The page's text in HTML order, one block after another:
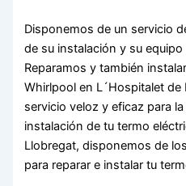
Disponemos de un servicio
de su instalación y su
Reparamos y también
Whirlpool en L´Hospitalet
servicio veloz y eficaz para
instalación de tu termo
Llobregat, disponemos de
para reparar e instalar tu